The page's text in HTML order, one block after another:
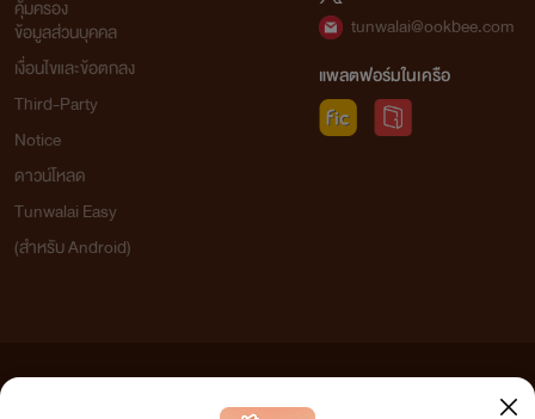
คุ้มครอง
ข้อมูลส่วนบุคคล
เงื่อนไขและข้อตกลง
Third-Party
Notice
ดาวน์โหลด
Tunwalai Easy
(สำหรับ Android)
tunwalai@ookbee.com
แพลตฟอร์มในเครือ